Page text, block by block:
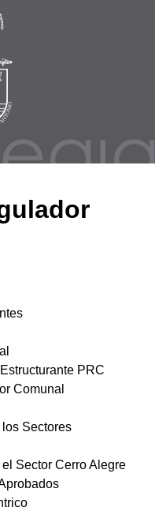
PRC
Comunal
Sectores
Sector Cerro Alegre